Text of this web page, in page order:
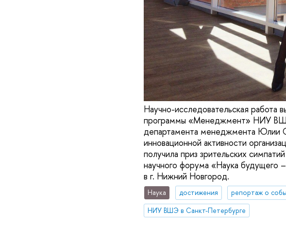
Научно-исследовательская работа
программы «Менеджмент» НИУ
департамента менеджмента Юлии
инновационной активности
получила приз зрительских
научного форума «Наука будущего
в г. Нижний Новгород.
Наука достижения репортаж о
НИУ ВШЭ в Санкт-Петербурге